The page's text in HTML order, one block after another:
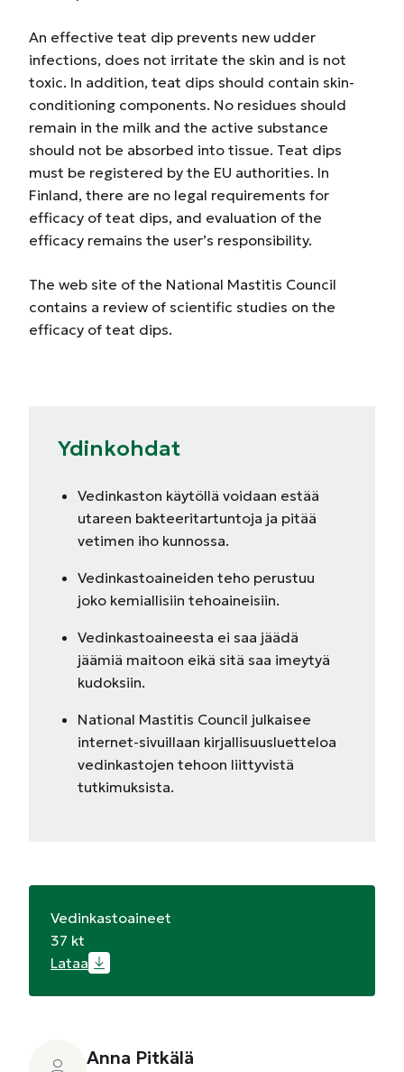
An effective teat dip prevents new udder
infections, does not irritate the skin and is not
toxic. In addition, teat dips should contain skin-
conditioning components. No residues should
remain in the milk and the active substance
should not be absorbed into tissue. Teat dips
must be registered by the EU authorities. In
Finland, there are no legal requirements for
efficacy of teat dips, and evaluation of the
efficacy remains the user’s responsibility.
The web site of the National Mastitis Council
contains a review of scientific studies on the
efficacy of teat dips.
Ydinkohdat
Vedinkaston käytöllä voidaan estää
utareen bakteeritartuntoja ja pitää
vetimen iho kunnossa.
Vedinkastoaineiden teho perustuu
joko kemiallisiin tehoaineisiin.
Vedinkastoaineesta ei saa jäädä
jäämiä maitoon eikä sitä saa imeytyä
kudoksiin.
National Mastitis Council julkaisee
internet-sivuillaan kirjallisuusluetteloa
vedinkastojen tehoon liittyvistä
tutkimuksista.
Vedinkastoaineet
37 kt
Lataa
Anna Pitkälä